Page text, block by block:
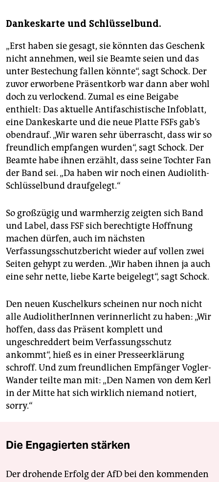
Dankeskarte und Schlüsselbund.
„Erst haben sie gesagt, sie könnten das Geschenk
nicht annehmen, weil sie Beamte seien und das
unter Bestechung fallen könnte“, sagt Schock. Der
zuvor erworbene Präsentkorb war dann aber wohl
doch zu verlockend. Zumal es eine Beigabe
enthielt: Das aktuelle Antifaschistische Infoblatt,
eine Dankeskarte und die neue Platte FSFs gab’s
obendrauf. „Wir waren sehr überrascht, dass wir so
freundlich empfangen wurden“, sagt Schock. Der
Beamte habe ihnen erzählt, dass seine Tochter Fan
der Band sei. „Da haben wir noch einen Audiolith-
Schlüsselbund draufgelegt.“
So großzügig und warmherzig zeigten sich Band
und Label, dass FSF sich berechtigte Hoffnung
machen dürfen, auch im nächsten
Verfassungsschutzbericht wieder auf vollen zwei
Seiten gehypt zu werden. „Wir haben ihnen ja auch
eine sehr nette, liebe Karte beigelegt“, sagt Schock.
Den neuen Kuschelkurs scheinen nur noch nicht
alle AudiolitherInnen verinnerlicht zu haben: „Wir
hoffen, dass das Präsent komplett und
ungeschreddert beim Verfassungsschutz
ankommt“, hieß es in einer Presseerklärung
schroff. Und zum freundlichen Empfänger Vogler-
Wander teilte man mit: „Den Namen von dem Kerl
in der Mitte hat sich wirklich niemand notiert,
sorry.“
Die Engagierten stärken
Der drohende Erfolg der AfD bei den kommenden